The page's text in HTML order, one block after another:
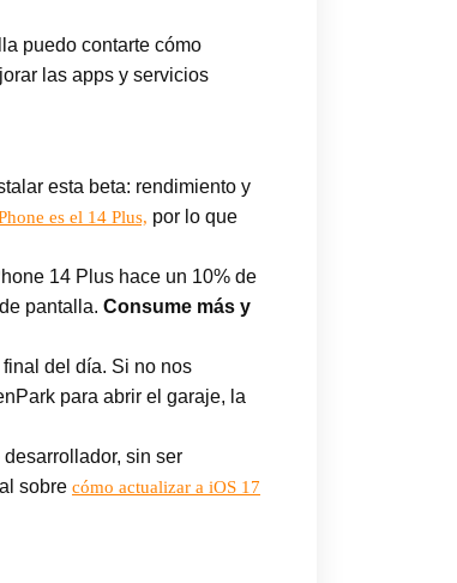
puedo contarte cómo
las apps y servicios
esta beta: rendimiento y
es el 14 Plus, por lo que
14 Plus hace un 10% de
pantalla. Consume más y
del día. Si no nos
para abrir el garaje, la
sin ser
sobre cómo actualizar a iOS 17